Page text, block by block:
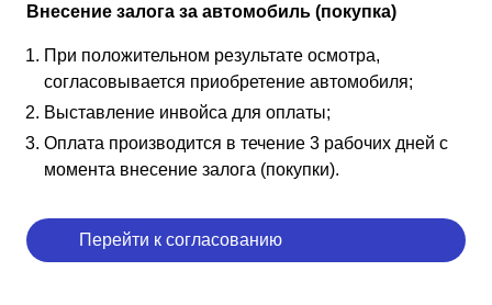
Внесение залога за автомобиль (покупка)
При положительном результате осмотра,
согласовывается приобретение автомобиля;
Выставление инвойса для оплаты;
Оплата производится в течение 3 рабочих дней с
момента внесение залога (покупки).
Перейти к согласованию